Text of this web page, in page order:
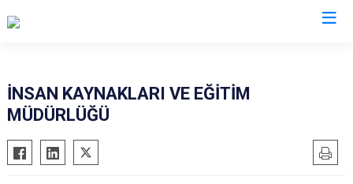
İNSAN KAYNAKLARI VE EĞİTİM
MÜDÜRLÜĞÜ